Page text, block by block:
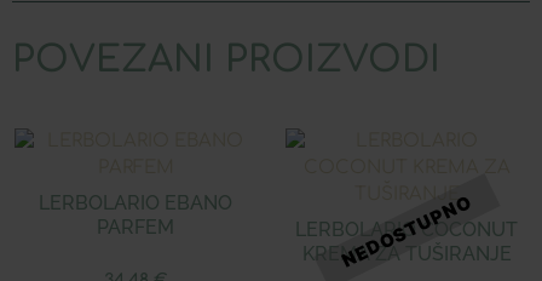
POVEZANI PROIZVODI
LERBOLARIO EBANO
PARFEM
LERBOLARIO COCONUT
KREMA ZA TUŠIRANJE